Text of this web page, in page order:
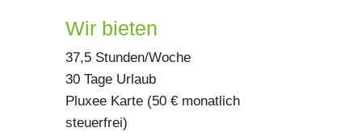
Wir bieten
37,5 Stunden/Woche
30 Tage Urlaub
Pluxee Karte (50 € monatlich
steuerfrei)